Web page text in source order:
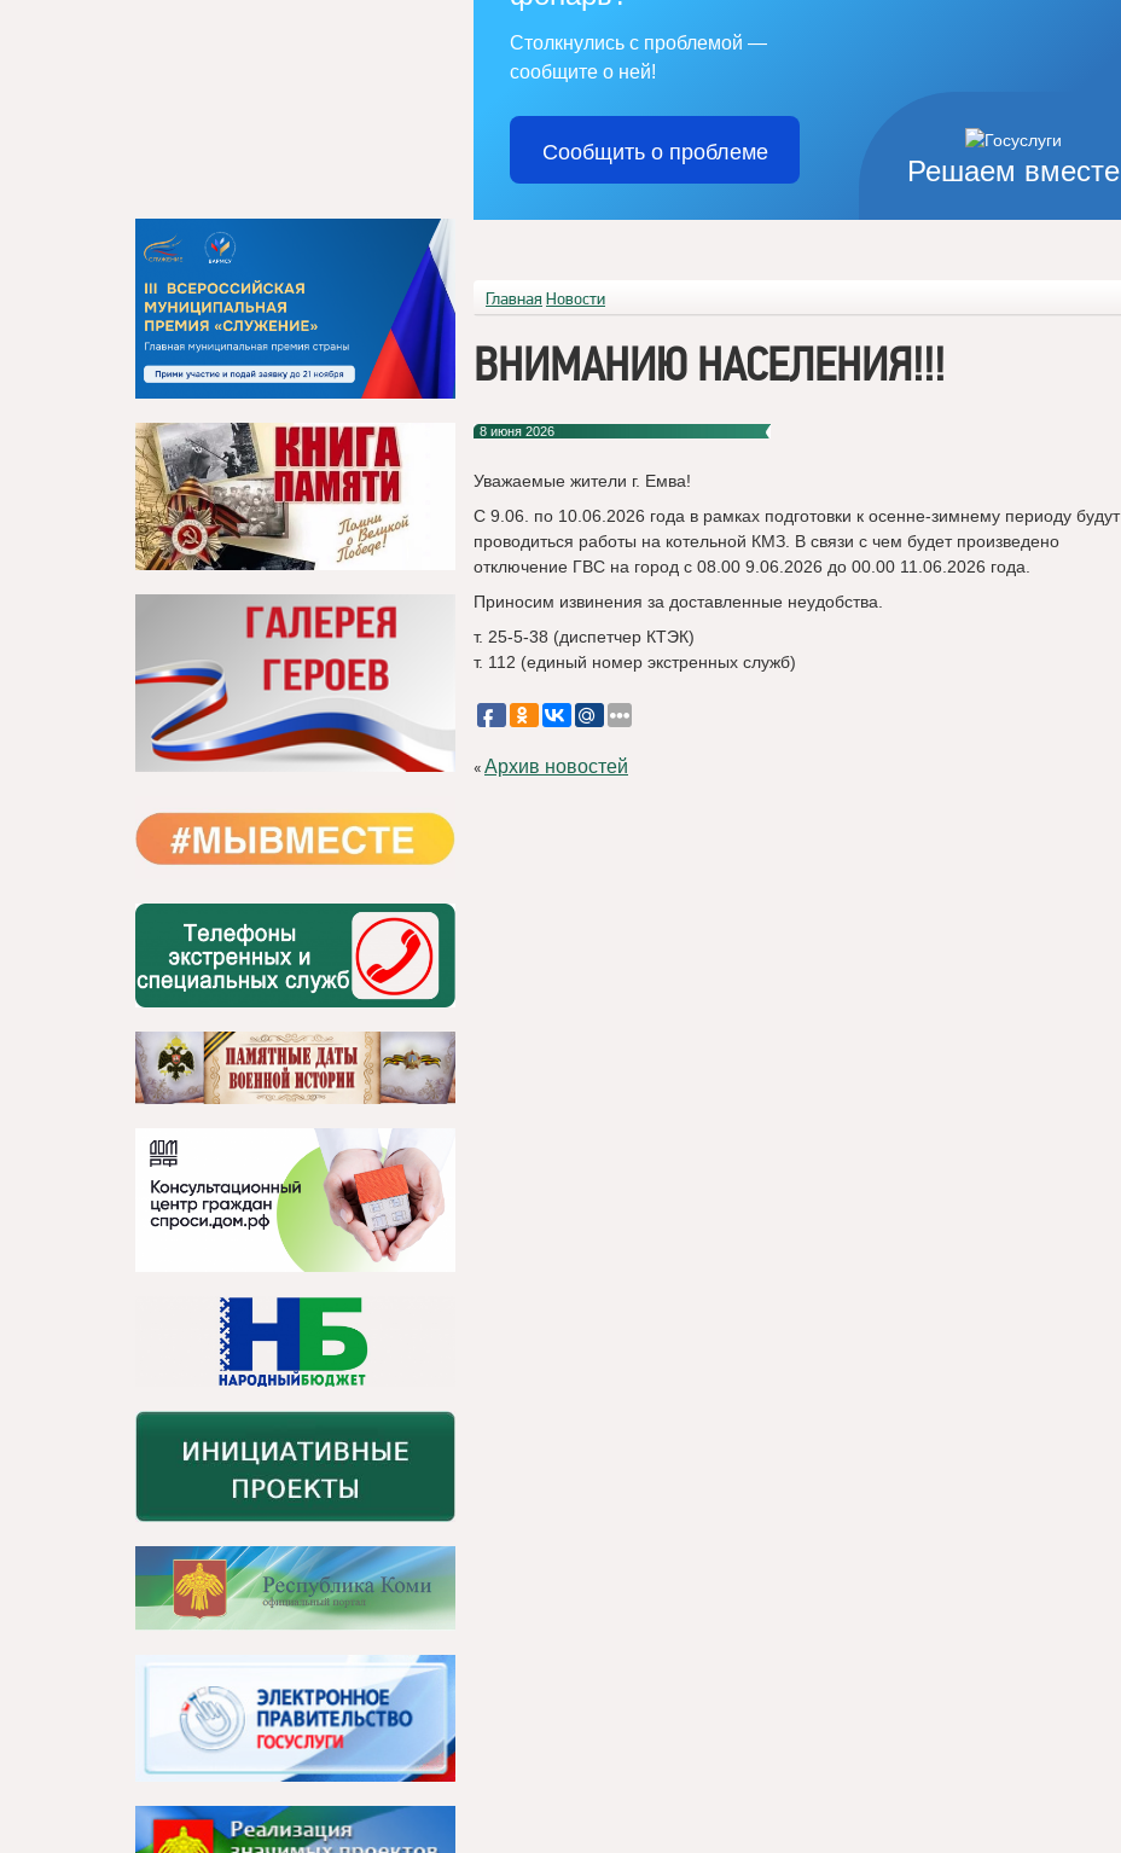
Решаем вместе
Столкнулись с проблемой —
сообщите о ней!
Сообщить о проблеме
Главная Новости
ВНИМАНИЮ НАСЕЛЕНИЯ!!!
8 июня 2026
Уважаемые жители г. Емва!
С 9.06. по 10.06.2026 года в рамках подготовки к осенне-зимнему периоду будут
проводиться работы на котельной КМЗ. В связи с чем будет произведено
отключение ГВС на город с 08.00 9.06.2026 до 00.00 11.06.2026 года.
Приносим извинения за доставленные неудобства.
т. 25-5-38 (диспетчер КТЭК)
т. 112 (единый номер экстренных служб)
«Архив новостей